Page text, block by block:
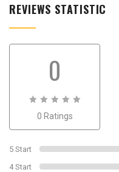
REVIEWS STATISTIC
0
out
0
0 Ratings
5 Start
4 Start